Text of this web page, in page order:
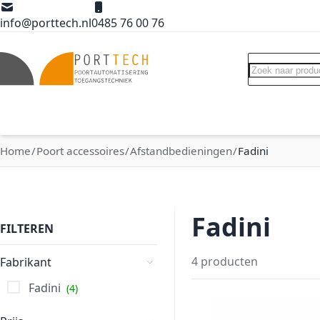
Ga naar de inhoud
info@porttech.nl0485 76 00 76
Search
Home Poort accessoires Afstandbedieningen Fadini
FILTEREN
Fabrikant
Fadini
4
Fadini
4 producten